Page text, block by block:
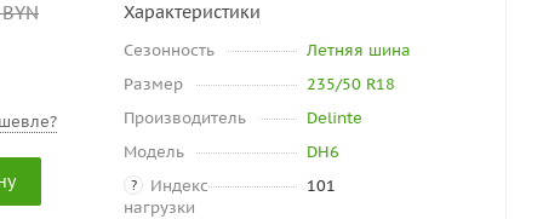
Характеристики
Сезонность
Летняя шина
Размер
235/50 R18
Производитель
Delinte
Модель
DH6
?
Индекс
нагрузки
101